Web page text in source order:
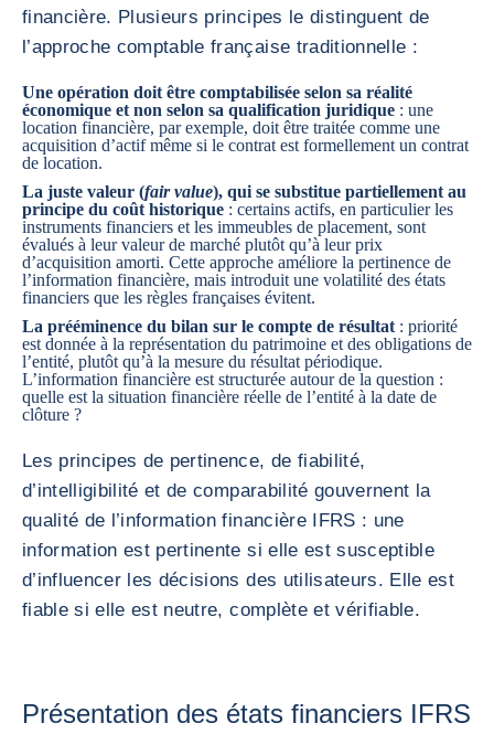
financière. Plusieurs principes le distinguent de
l’approche comptable française traditionnelle :
Une opération doit être comptabilisée selon sa réalité
économique et non selon sa qualification juridique : une
location financière, par exemple, doit être traitée comme une
acquisition d’actif même si le contrat est formellement un contrat
de location.
La juste valeur (fair value), qui se substitue partiellement au
principe du coût historique : certains actifs, en particulier les
instruments financiers et les immeubles de placement, sont
évalués à leur valeur de marché plutôt qu’à leur prix
d’acquisition amorti. Cette approche améliore la pertinence de
l’information financière, mais introduit une volatilité des états
financiers que les règles françaises évitent.
La prééminence du bilan sur le compte de résultat : priorité
est donnée à la représentation du patrimoine et des obligations de
l’entité, plutôt qu’à la mesure du résultat périodique.
L’information financière est structurée autour de la question :
quelle est la situation financière réelle de l’entité à la date de
clôture ?
Les principes de pertinence, de fiabilité,
d’intelligibilité et de comparabilité gouvernent la
qualité de l’information financière IFRS : une
information est pertinente si elle est susceptible
d’influencer les décisions des utilisateurs. Elle est
fiable si elle est neutre, complète et vérifiable.
Présentation des états financiers IFRS